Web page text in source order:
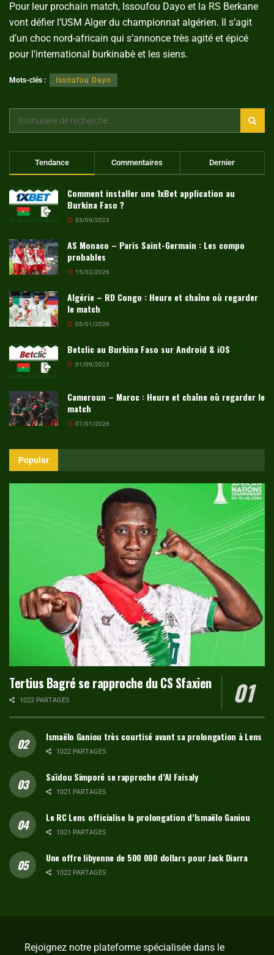
Pour leur prochain match, Issoufou Dayo et la RS Berkane
vont défier l’USM Alger du championnat algérien. Il s’agit
d’un choc nord-africain qui s’annonce très agité et épicé
pour l’international burkinabè et les siens.
Mots-clés : Issoufou Dayo
Tendance Commentaires Dernier
Comment installer une 1xBet application au
Burkina Faso ?
03/09/2023
AS Monaco – Paris Saint-Germain : Les compo
probables
15/02/2026
Algérie – RD Congo : Heure et chaîne où regarder
le match
05/01/2026
Betclic au Burkina Faso sur Android & iOS
01/09/2023
Cameroun – Maroc : Heure et chaîne où regarder le
match
07/01/2026
Popular
Tertius Bagré se rapproche du CS Sfaxien
1022 PARTAGES
Ismaëlo Ganiou très courtisé avant sa prolongation à Lens
1022 PARTAGES
Saïdou Simporé se rapproche d’Al Faisaly
1021 PARTAGES
Le RC Lens officialise la prolongation d’Ismaëlo Ganiou
1021 PARTAGES
Une offre libyenne de 500 000 dollars pour Jack Diarra
1022 PARTAGES
Rejoignez notre plateforme spécialisée dans le